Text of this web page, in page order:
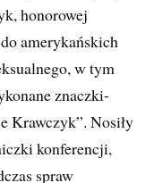
honorowej
amerykańskich
w tym
znaczki-
Krawczyk”. Nosiły
konferencji,
spraw